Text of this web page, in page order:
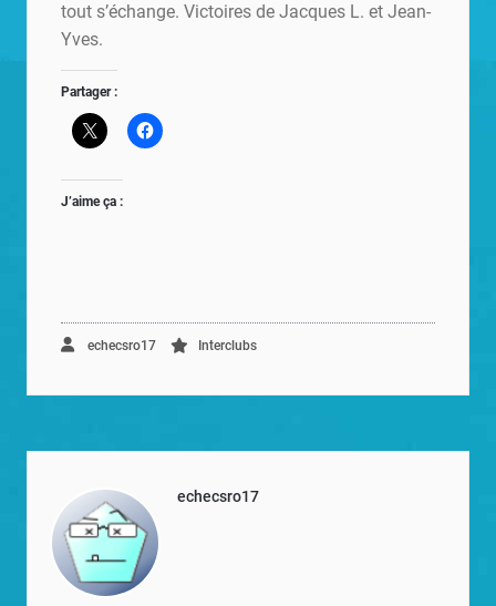
tout s’échange. Victoires de Jacques L. et Jean-
Yves.
Partager :
J’aime ça :
echecsro17 Interclubs
echecsro17